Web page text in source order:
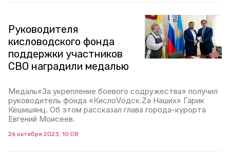
Руководителя
кисловодского фонда
поддержки участников
СВО наградили медалью
Медаль«За укрепление боевого содружества» получил
руководитель фонда «КислоVодск.Zа Наших» Гарик
Кешишянц. Об этом рассказал глава города-курорта
Евгений Моисеев.
26 октября 2023, 10:08